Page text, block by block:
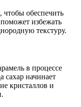
обеспечить
избежать
текстуру.
в процессе
сахар начинает
кристаллов и